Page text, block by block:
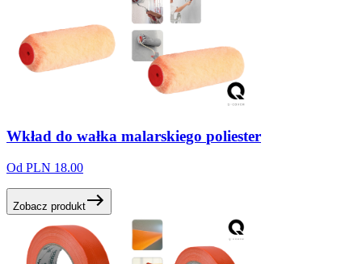
Wkład do wałka malarskiego poliester
Od PLN 18.00
Zobacz produkt